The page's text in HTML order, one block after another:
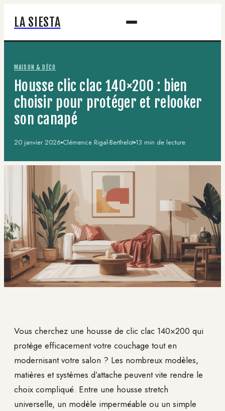
LA SIESTA
MAISON & DÉCO
Housse clic clac 140×200 : bien
choisir pour protéger et relooker
son canapé
20 janvier 2026·Clémence Rigal-Berthelot·13 min de lecture
Vous cherchez une housse de clic clac 140×200 qui
protège efficacement votre couchage tout en
modernisant votre salon ? Les nombreux modèles,
matières et systèmes d’attache peuvent vite rendre le
choix compliqué. Entre une housse stretch
universelle, un modèle imperméable ou un simple